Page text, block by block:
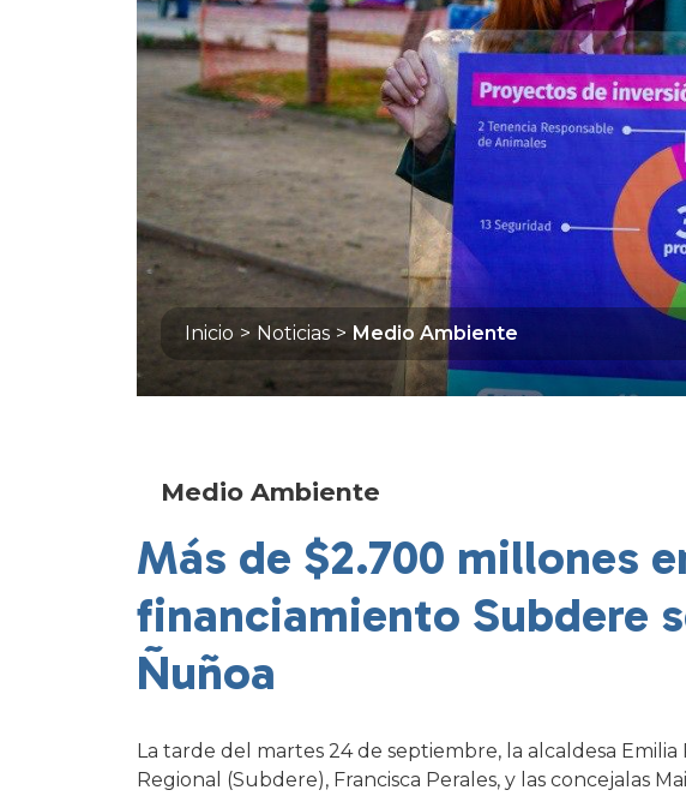
Inicio > Noticias > Medio Ambiente
Medio Ambiente
Más de $2.700 millones
financiamiento Subdere
Ñuñoa
La tarde del martes 24 de septiembre, la alcaldesa
Regional (Subdere), Francisca Perales, y las concejalas